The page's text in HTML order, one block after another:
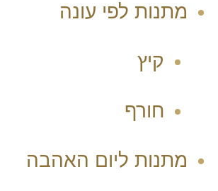
מתנות לפי עונה
קיץ
חורף
מתנות ליום האהבה